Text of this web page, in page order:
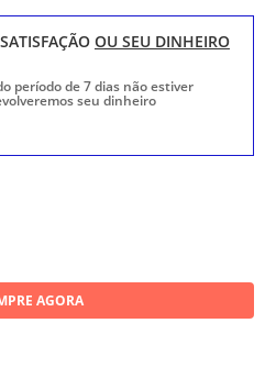
AGORA
OU SEU DINHEIRO
período de 7 dias não estiver
seu dinheiro